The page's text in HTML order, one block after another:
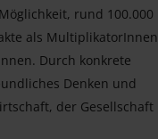
rund 100.000
als MultiplikatorInnen
Durch konkrete
Denken und
der Gesellschaft